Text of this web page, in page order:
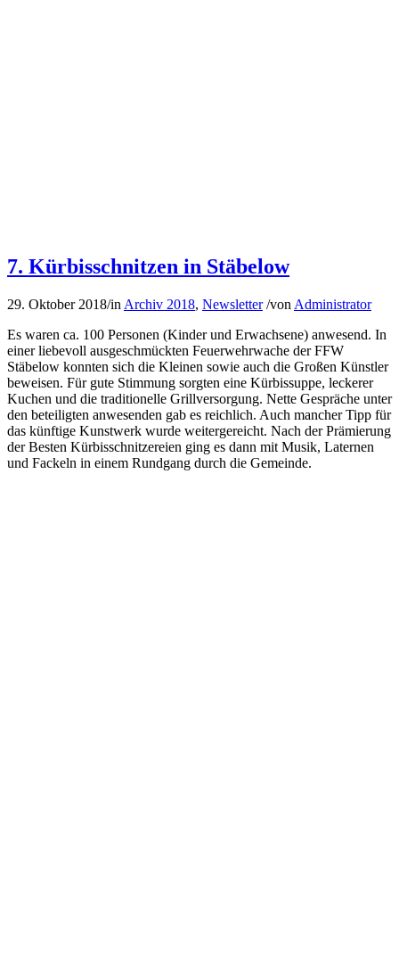
7. Kürbisschnitzen in Stäbelow
29. Oktober 2018/in Archiv 2018, Newsletter /von Administrator
Es waren ca. 100 Personen (Kinder und Erwachsene) anwesend. In
einer liebevoll ausgeschmückten Feuerwehrwache der FFW
Stäbelow konnten sich die Kleinen sowie auch die Großen Künstler
beweisen. Für gute Stimmung sorgten eine Kürbissuppe, leckerer
Kuchen und die traditionelle Grillversorgung. Nette Gespräche unter
den beteiligten anwesenden gab es reichlich. Auch mancher Tipp für
das künftige Kunstwerk wurde weitergereicht. Nach der Prämierung
der Besten Kürbisschnitzereien ging es dann mit Musik, Laternen
und Fackeln in einem Rundgang durch die Gemeinde.